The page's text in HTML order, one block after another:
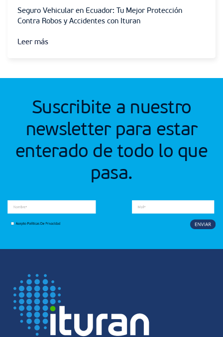
Seguro Vehicular en Ecuador: Tu Mejor Protección
Contra Robos y Accidentes con Ituran
Leer más
Suscribite a nuestro
newsletter para estar
enterado de todo lo que
pasa.